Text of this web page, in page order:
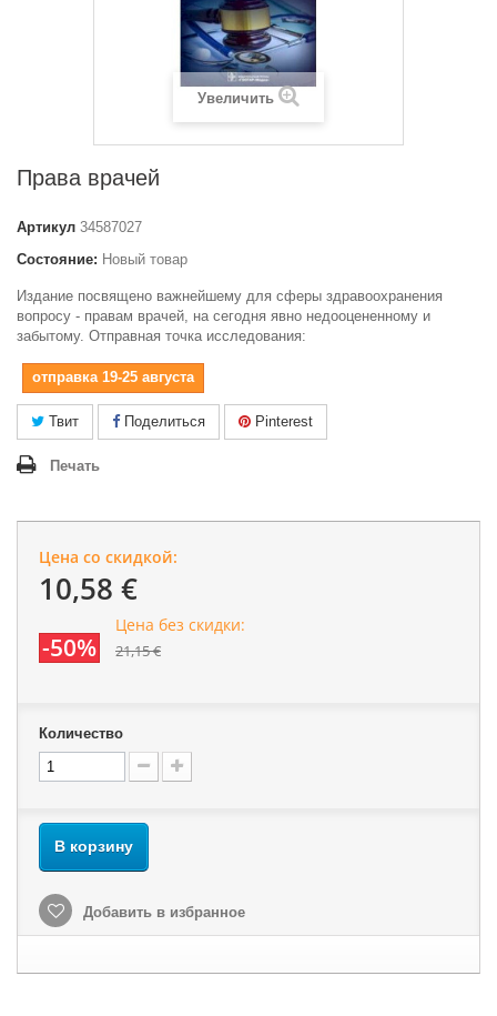
Увеличить
Права врачей
Артикул 34587027
Состояние: Новый товар
Издание посвящено важнейшему для сферы здравоохранения
вопросу - правам врачей, на сегодня явно недооцененному и
забытому. Отправная точка исследования:
отправка 19-25 августа
Твит Поделиться Pinterest
Печать
Цена со скидкой:
10,58 €
-50%
Цена без скидки:
21,15 €
Количество
В корзину
Добавить в избранное